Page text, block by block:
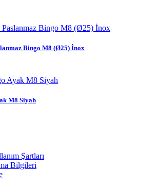
Bingo M8 (Ø25) İnox
M8 Siyah
Şartları
Bilgileri